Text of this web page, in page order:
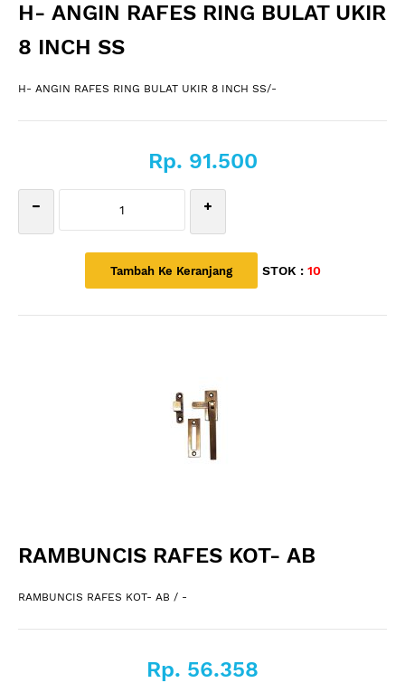
H- ANGIN RAFES RING BULAT UKIR
8 INCH SS
H- ANGIN RAFES RING BULAT UKIR 8 INCH SS/-
Rp. 91.500
STOK : 10
RAMBUNCIS RAFES KOT- AB
RAMBUNCIS RAFES KOT- AB / -
Rp. 56.358